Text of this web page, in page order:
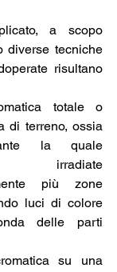
a scopo
diverse tecniche
risultano
totale o
di terreno, ossia
la quale
irradiate
più zone
luci di colore
delle parti